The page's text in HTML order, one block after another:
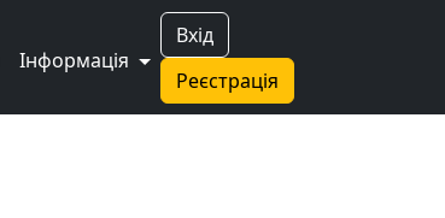
Вхід
Реєстрація
Інформація